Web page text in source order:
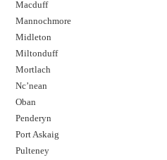
Macduff
Mannochmore
Midleton
Miltonduff
Mortlach
Nc’nean
Oban
Penderyn
Port Askaig
Pulteney